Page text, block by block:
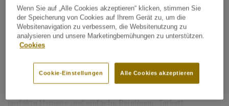
Schweißschnur für PVC-Böden
- Unicoloured YELLOW BEIGE
0426
zweier PVC-Bahnen verwendet und sorgen für eine
perfekte Hygiene und einfache Reinigung. Tarkett
Wenn Sie auf „Alle Cookies akzeptieren“ klicken, stimmen Sie
der Speicherung von Cookies auf Ihrem Gerät zu, um die
Websitenavigation zu verbessern, die Websitenutzung zu
analysieren und unsere Marketingbemühungen zu unterstützen.
Cookies
Alle Cookies akzeptieren
Cookie-Einstellungen